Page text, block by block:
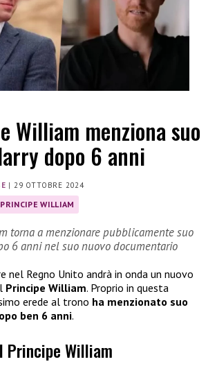
William menziona suo
dopo 6 anni
|29 OTTOBRE 2024
PRINCIPE WILLIAM
torna a menzionare pubblicamente suo
6 anni nel suo nuovo documentario
Regno Unito andrà in onda un nuovo
Principe William. Proprio in questa
erede al trono ha menzionato suo
ben 6 anni.
Principe William